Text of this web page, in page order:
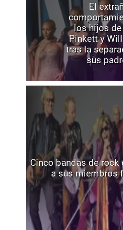
El
los hijos
Pinkett y
tras la
sus
Cinco bandas de rock
a sus miembros